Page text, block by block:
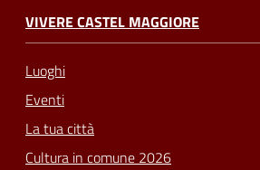
VIVERE CASTEL MAGGIORE
Luoghi
Eventi
La tua città
Cultura in comune 2026